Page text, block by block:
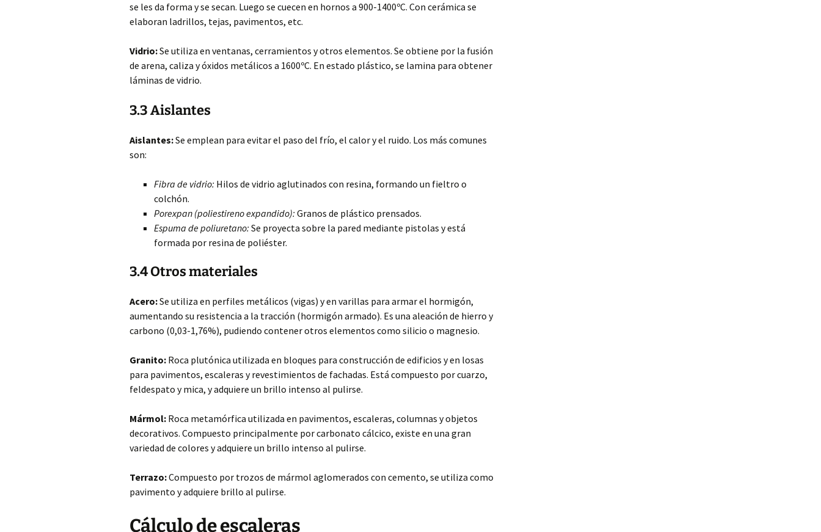
se les da forma y se secan. Luego se cuecen en hornos a 900-1400ºC. Con cerámica se
elaboran ladrillos, tejas, pavimentos, etc.
Vidrio:Se utiliza en ventanas, cerramientos y otros elementos. Se obtiene por la fusión
de arena, caliza y óxidos metálicos a 1600ºC. En estado plástico, se lamina para obtener
láminas de vidrio.
3.3 Aislantes
Aislantes:Se emplean para evitar el paso del frío, el calor y el ruido. Los más comunes
son:
Fibra de vidrio: Hilos de vidrio aglutinados con resina, formando un fieltro o
colchón.
Porexpan (poliestireno expandido): Granos de plástico prensados.
Espuma de poliuretano: Se proyecta sobre la pared mediante pistolas y está
formada por resina de poliéster.
3.4 Otros materiales
Acero:Se utiliza en perfiles metálicos (vigas) y en varillas para armar el hormigón,
aumentando su resistencia a la tracción (hormigón armado). Es una aleación de hierro y
carbono (0,03-1,76%), pudiendo contener otros elementos como silicio o magnesio.
Granito: Roca plutónica utilizada en bloques para construcción de edificios y en losas
para pavimentos, escaleras y revestimientos de fachadas. Está compuesto por cuarzo,
feldespato y mica, y adquiere un brillo intenso al pulirse.
Mármol: Roca metamórfica utilizada en pavimentos, escaleras, columnas y objetos
decorativos. Compuesto principalmente por carbonato cálcico, existe en una gran
variedad de colores y adquiere un brillo intenso al pulirse.
Terrazo:Compuesto por trozos de mármol aglomerados con cemento, se utiliza como
pavimento y adquiere brillo al pulirse.
Cálculo de escaleras